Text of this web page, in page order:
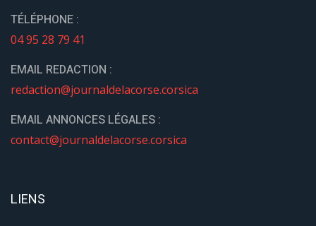
TÉLÉPHONE :
04 95 28 79 41
EMAIL REDACTION :
redaction@journaldelacorse.corsica
EMAIL ANNONCES LÉGALES :
contact@journaldelacorse.corsica
LIENS